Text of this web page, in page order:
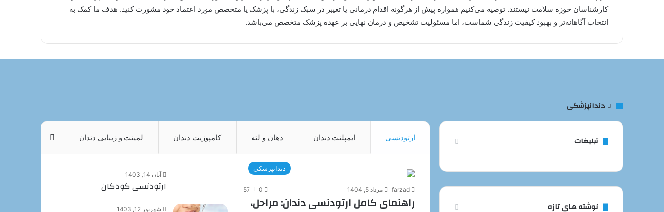
کارشناسان حوزه سلامت نیستند. توصیه می‌کنیم همواره پیش از هرگونه اقدام درمانی یا تغییر در سبک زندگی، با پزشک یا متخصص مورد اعتماد خود مشورت کنید. هدف ما کمک به
انتخاب آگاهانه‌تر و بهبود کیفیت زندگی شماست، اما مسئولیت تشخیص و درمان نهایی بر عهده پزشک متخصص می‌باشد.
دندانپزشکی
ارتودنسی ایمپلنت دندان دهان و لثه کامپوزیت دندان لمینت و زیبایی دندان
دندانپزشکی
farzad مرداد 5, 1404 0
57
راهنمای کامل ارتودنسی دندان: مراحل،
آبان 14, 1403
ارتودنسی کودکان
شهریور 12, 1403
تبلیغات
نوشته های تازه